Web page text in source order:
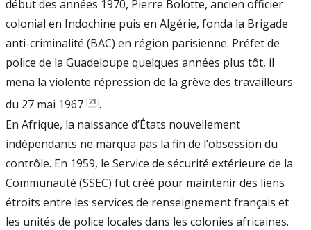
début des années 1970, Pierre Bolotte, ancien officier
colonial en Indochine puis en Algérie, fonda la Brigade
anti-criminalité (BAC) en région parisienne. Préfet de
police de la Guadeloupe quelques années plus tôt, il
mena la violente répression de la grève des travailleurs
du 27 mai 1967 [21].
En Afrique, la naissance d’États nouvellement
indépendants ne marqua pas la fin de l’obsession du
contrôle. En 1959, le Service de sécurité extérieure de la
Communauté (SSEC) fut créé pour maintenir des liens
étroits entre les services de renseignement français et
les unités de police locales dans les colonies africaines.